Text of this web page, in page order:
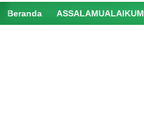
Beranda ASSALAMUALAIKUM